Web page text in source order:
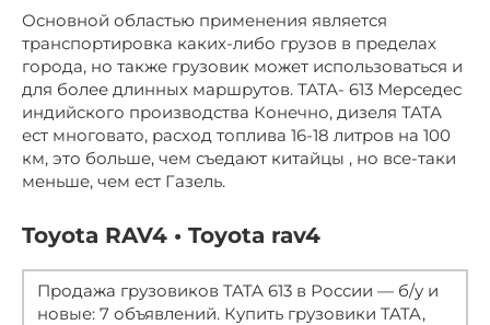
Основной областью применения является
транспортировка каких-либо грузов в пределах
города, но также грузовик может использоваться и
для более длинных маршрутов. ТАТА- 613 Мерседес
индийского производства Конечно, дизеля ТАТА
ест многовато, расход топлива 16-18 литров на 100
км, это больше, чем съедают китайцы , но все-таки
меньше, чем ест Газель.
Toyota RAV4 • Toyota rav4
Продажа грузовиков TATA 613 в России — б/у и
новые: 7 объявлений. Купить грузовики TATA,